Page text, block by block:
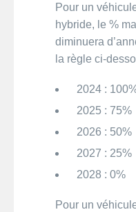
Pour un
hybride, le %
diminuera
la règle ci-
2024 :
2025 : 75%
2026 : 50%
2027 : 25%
2028 : 0%
Pour un